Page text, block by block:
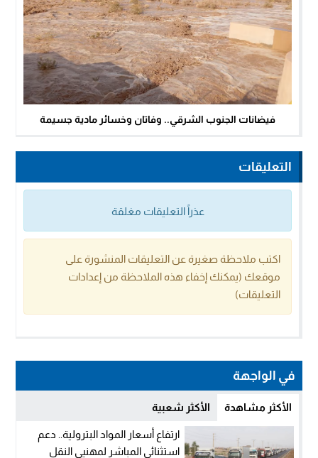
فيضانات الجنوب الشرقي.. وفاتان وخسائر مادية جسيمة
التعليقات
عذراً التعليقات مغلقة
اكتب ملاحظة صغيرة عن التعليقات المنشورة على
موقعك (يمكنك إخفاء هذه الملاحظة من إعدادات
التعليقات)
في الواجهة
الأكثر مشاهدة الأكثر شعبية
ارتفاع أسعار المواد البترولية.. دعم
استثنائي المباشر لمهنيي النقل